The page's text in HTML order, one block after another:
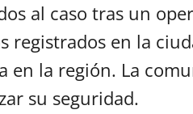
al caso tras un
registrados en la
en la región. La
su seguridad.